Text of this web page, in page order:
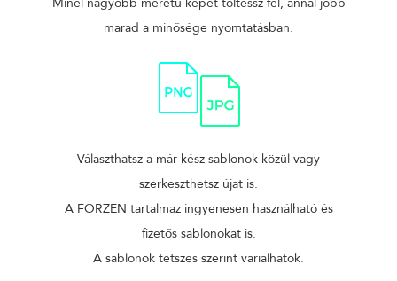
marad a minősége nyomtatásban.
Választhatsz a már kész sablonok közül vagy
szerkeszthetsz újat is.
A FORZEN tartalmaz ingyenesen használható és
fizetős sablonokat is.
A sablonok tetszés szerint variálhatók.